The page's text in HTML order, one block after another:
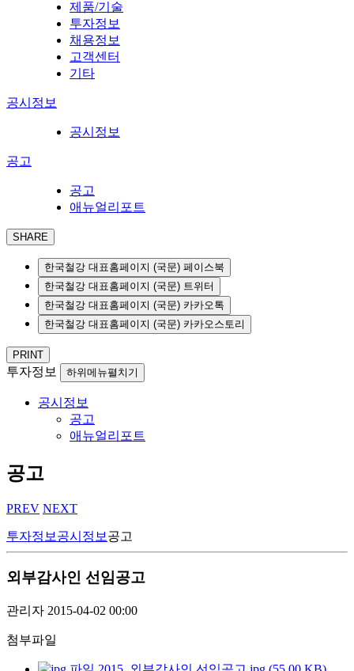
제품/기술
투자정보
채용정보
고객센터
기타
공시정보
공시정보
공고
공고
애뉴얼리포트
SHARE
한국철강 대표홈페이지 (국문) 페이스북
한국철강 대표홈페이지 (국문) 트위터
한국철강 대표홈페이지 (국문) 카카오톡
한국철강 대표홈페이지 (국문) 카카오스토리
PRINT
투자정보 하위메뉴펼치기
공시정보
공고
애뉴얼리포트
공고
PREV NEXT
투자정보 공시정보 공고
외부감사인 선임공고
관리자 2015-04-02 00:00
첨부파일